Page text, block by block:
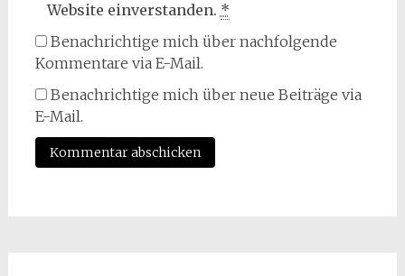
Website einverstanden. *
Benachrichtige mich über nachfolgende
Kommentare via E-Mail.
Benachrichtige mich über neue Beiträge via
E-Mail.